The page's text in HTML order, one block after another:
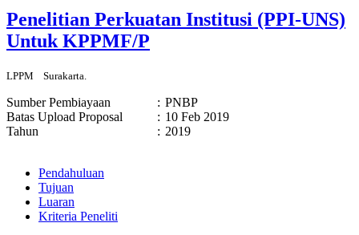
Penelitian Perkuatan Institusi (PPI-UNS)
Untuk KPPMF/P
LPPM Surakarta.
Sumber Pembiayaan : PNBP
Batas Upload Proposal
: 10 Feb 2019
Tahun
: 2019
Pendahuluan
Tujuan
Luaran
Kriteria Peneliti